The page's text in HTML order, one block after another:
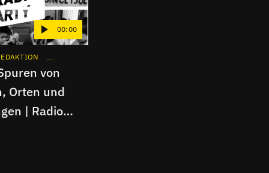
KUNST
00:00
von
Orten und
| Radio